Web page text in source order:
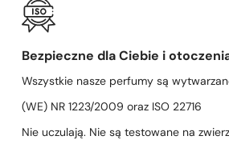
Bezpieczne dla Ciebie i
Wszystkie nasze perfumy są
(WE) NR 1223/2009 oraz ISO 22716
Nie uczulają. Nie są testowane na